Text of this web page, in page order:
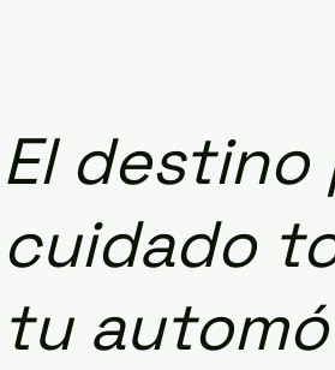
El destino
cuidado
tu